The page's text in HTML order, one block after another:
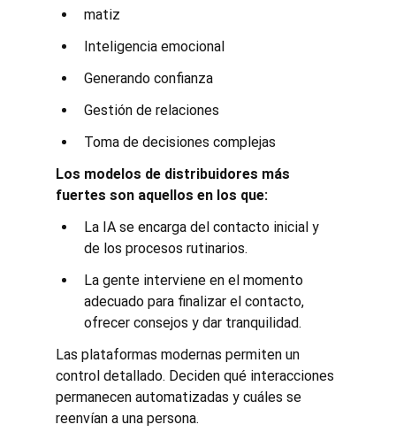
matiz
Inteligencia emocional
Generando confianza
Gestión de relaciones
Toma de decisiones complejas
Los modelos de distribuidores más
fuertes son aquellos en los que:
La IA se encarga del contacto inicial y
de los procesos rutinarios.
La gente interviene en el momento
adecuado para finalizar el contacto,
ofrecer consejos y dar tranquilidad.
Las plataformas modernas permiten un
control detallado. Deciden qué interacciones
permanecen automatizadas y cuáles se
reenvían a una persona.